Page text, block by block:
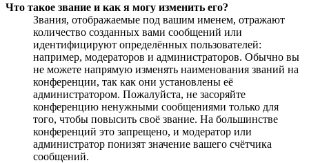
Что такое звание и как я могу изменить его?
Звания, отображаемые под вашим именем, отражают
количество созданных вами сообщений или
идентифицируют определённых пользователей:
например, модераторов и администраторов. Обычно вы
не можете напрямую изменять наименования званий на
конференции, так как они установлены её
администратором. Пожалуйста, не засоряйте
конференцию ненужными сообщениями только для
того, чтобы повысить своё звание. На большинстве
конференций это запрещено, и модератор или
администратор понизят значение вашего счётчика
сообщений.